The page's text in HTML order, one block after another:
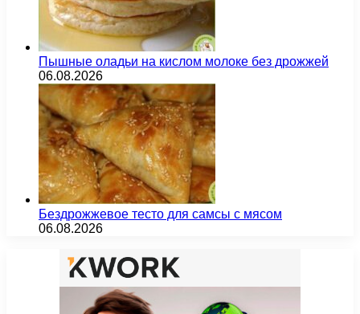
Пышные оладьи на кислом молоке без дрожжей
06.08.2026
Бездрожжевое тесто для самсы с мясом
06.08.2026